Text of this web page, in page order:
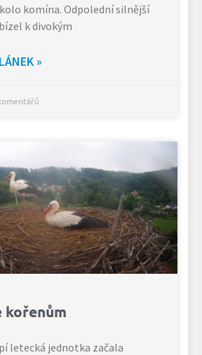
komína. Odpolední silnější
k divokým
»
kořenům
letecká jednotka začala